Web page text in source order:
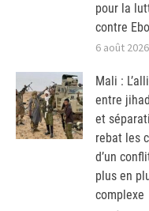
pour la
contre
6 août 2026
Mali :
entre
et
rebat les
d’un
plus en
complexe